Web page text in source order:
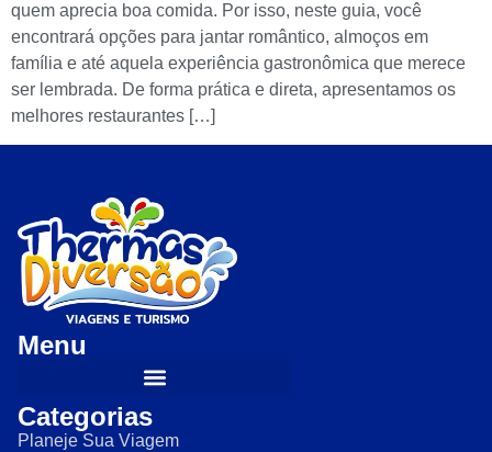
quem aprecia boa comida. Por isso, neste guia, você
encontrará opções para jantar romântico, almoços em
família e até aquela experiência gastronômica que merece
ser lembrada. De forma prática e direta, apresentamos os
melhores restaurantes […]
Menu
Categorias
Planeje Sua Viagem